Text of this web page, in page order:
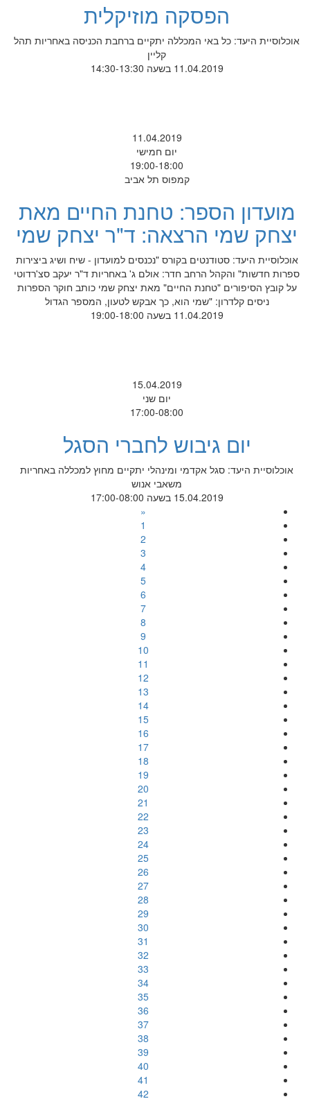
הפסקה מוזיקלית
אוכלוסיית היעד: כל באי המכללה יתקיים ברחבת הכניסה באחריות תהל
קליין
11.04.2019 בשעה 14:30-13:30
11.04.2019
יום חמישי
19:00-18:00
קמפוס תל אביב
מועדון הספר: טחנת החיים מאת
יצחק שמי הרצאה: ד"ר יצחק שמי
אוכלוסיית היעד: סטודנטים בקורס "נכנסים למועדון - שיח ושיג ביצירות
ספרות חדשות" והקהל הרחב חדר: אולם ג' באחריות ד"ר יעקב סצ'רדוטי
על קובץ הסיפורים "טחנת החיים" מאת יצחק שמי כותב חוקר הספרות
ניסים קלדרון: "שמי הוא, כך אבקש לטעון, המספר הגדול
11.04.2019 בשעה 19:00-18:00
15.04.2019
יום שני
17:00-08:00
יום גיבוש לחברי הסגל
אוכלוסיית היעד: סגל אקדמי ומינהלי יתקיים מחוץ למכללה באחריות
משאבי אנוש
15.04.2019 בשעה 17:00-08:00
«
1
2
3
4
5
6
7
8
9
10
11
12
13
14
15
16
17
18
19
20
21
22
23
24
25
26
27
28
29
30
31
32
33
34
35
36
37
38
39
40
41
42